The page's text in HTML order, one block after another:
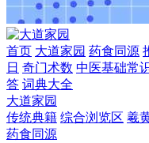
首页 大道家园 药食同源
日 奇门术数 中医基础常
答 词典大全
大道家园
传统典籍 综合浏览区 羲
药食同源